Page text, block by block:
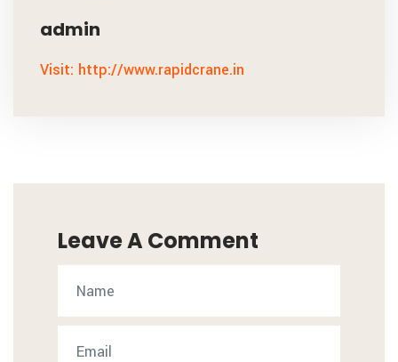
admin
Visit: http://www.rapidcrane.in
Leave A Comment